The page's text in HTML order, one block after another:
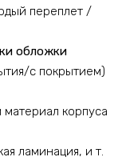
переплет /
обложки
с покрытием)
корпуса
ламинация, и т.